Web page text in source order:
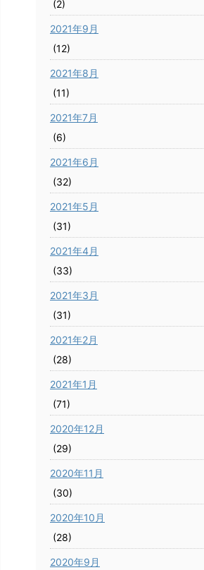
(2)
2021年9月
(12)
2021年8月
(11)
2021年7月
(6)
2021年6月
(32)
2021年5月
(31)
2021年4月
(33)
2021年3月
(31)
2021年2月
(28)
2021年1月
(71)
2020年12月
(29)
2020年11月
(30)
2020年10月
(28)
2020年9月